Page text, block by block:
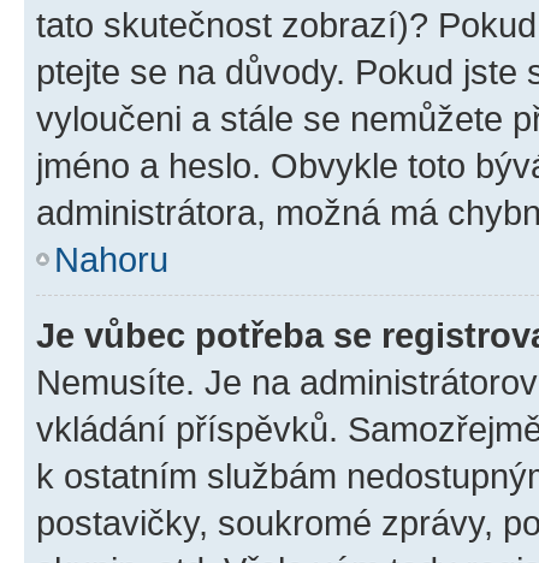
tato skutečnost zobrazí)?
ptejte se na důvody. Pokud jste
vyloučeni a stále se nemůžete
jméno a heslo. Obvykle toto
administrátora, možná má
Nahoru
Je vůbec potřeba se
Nemusíte. Je na
vkládání příspěvků.
k ostatním službám
postavičky, soukromé zprávy,